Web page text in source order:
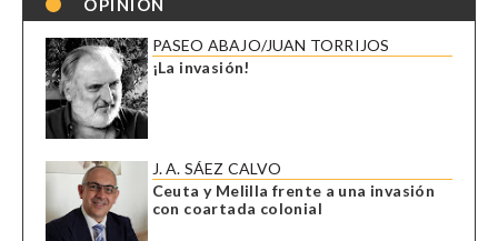
OPINIÓN
PASEO ABAJO/JUAN TORRIJOS
¡La invasión!
J. A. SÁEZ CALVO
Ceuta y Melilla frente a una invasión
con coartada colonial